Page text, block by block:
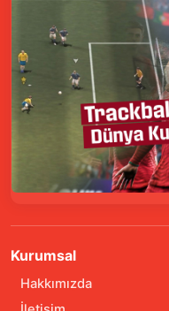
Kurumsal
Hakkımızda